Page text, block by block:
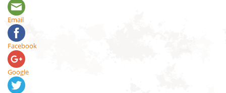
Email
Facebook
Google